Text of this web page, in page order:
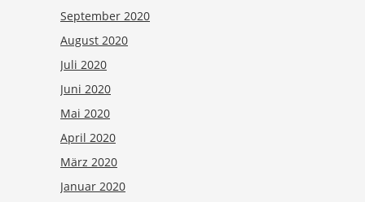
September 2020
August 2020
Juli 2020
Juni 2020
Mai 2020
April 2020
März 2020
Januar 2020